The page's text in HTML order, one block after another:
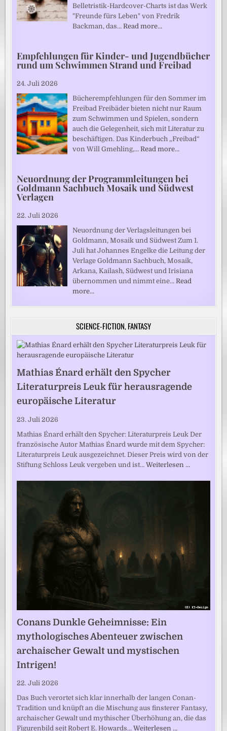
Belletristik-Hardcover-Charts ist das Werk
"Freunde fürs Leben" von Fredrik
Backman, das…Read more…
Empfehlungen für Kinder- und Jugendbücher
rund um Schwimmen Strand und Freibad
24. Juli 2026
Bücherempfehlungen für den Sommer im
Freibad Freibäder bieten nicht nur Raum
zum Schwimmen und Spielen, sondern
auch die Gelegenheit, sich mit Literatur zu
beschäftigen. Das Kinderbuch „Freibad“
von Will Gmehling,…Read more…
Neuordnung der Programmleitungen bei
Goldmann Sachbuch Mosaik und Südwest
Verlagen
22. Juli 2026
Neuordnung der Verlagsleitungen bei
Goldmann, Mosaik und Südwest Zum 1.
Juli hat Johannes Engelke die Leitung der
Verlage Goldmann Sachbuch, Mosaik,
Arkana, Kailash, Südwest und Irisiana
übernommen und nimmt eine…Read
more…
SCIENCE-FICTION, FANTASY
Mathias Énard erhält den Spycher
Literaturpreis Leuk für herausragende
europäische Literatur
23. Juli 2026
Mathias Énard erhält den Spycher: Literaturpreis Leuk Der
französische Autor Mathias Énard wurde mit dem Spycher:
Literaturpreis Leuk ausgezeichnet. Dieser Preis wird von der
Stiftung Schloss Leuk vergeben und ist…Weiterlesen …
Conans Dunkle Geheimnisse: Ein
mythologisches Abenteuer zwischen
archaischer Gewalt und mystischen
Intrigen!
22. Juli 2026
Das Buch verortet sich klar innerhalb der langen Conan-
Tradition und knüpft an die Mischung aus finsterer Fantasy,
archaischer Gewalt und mythischer Überhöhung an, die das
Figurenbild seit Robert E. Howards…Weiterlesen …